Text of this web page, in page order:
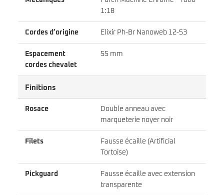
1:18
Cordes d’origine Elixir Ph-Br Nanoweb 12-53
Espacement
cordes chevalet
55 mm
Finitions
Rosace
Double anneau avec
marqueterie noyer noir
Filets
Fausse écaille (Artificial
Tortoise)
Pickguard
Fausse écaille avec extension
transparente